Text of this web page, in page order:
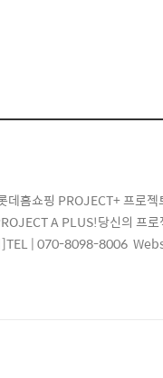
쇼핑 PROJECT+ 프로젝
A PLUS!당신의 프
| 070-8098-8006
mail